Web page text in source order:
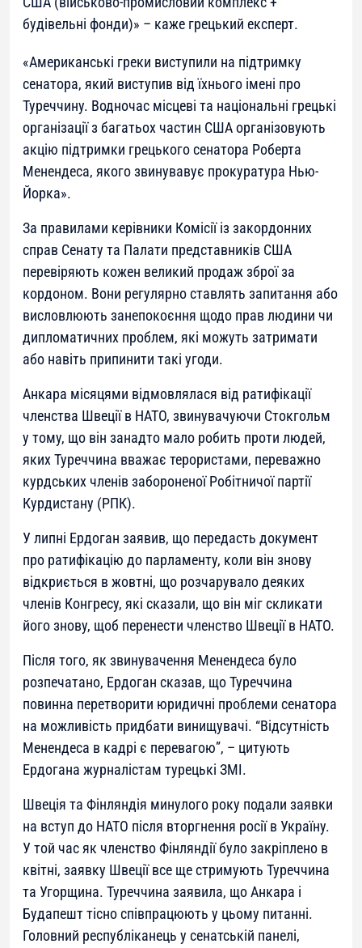
будівельні фонди)» – каже грецький експерт.
«Американські греки виступили на підтримку
сенатора, який виступив від їхнього імені про
Туреччину. Водночас місцеві та національні грецькі
організації з багатьох частин США організовують
акцію підтримки грецького сенатора Роберта
Менендеса, якого звинувавує прокуратура Нью-
Йорка».
За правилами керівники Комісії із закордонних
справ Сенату та Палати представників США
перевіряють кожен великий продаж зброї за
кордоном. Вони регулярно ставлять запитання або
висловлюють занепокоєння щодо прав людини чи
дипломатичних проблем, які можуть затримати
або навіть припинити такі угоди.
Анкара місяцями відмовлялася від ратифікації
членства Швеції в НАТО, звинувачуючи Стокгольм
у тому, що він занадто мало робить проти людей,
яких Туреччина вважає терористами, переважно
курдських членів забороненої Робітничої партії
Курдистану (РПК).
У липні Ердоган заявив, що передасть документ
про ратифікацію до парламенту, коли він знову
відкриється в жовтні, що розчарувало деяких
членів Конгресу, які сказали, що він міг скликати
його знову, щоб перенести членство Швеції в НАТО.
Після того, як звинувачення Менендеса було
розпечатано, Ердоган сказав, що Туреччина
повинна перетворити юридичні проблеми сенатора
на можливість придбати винищувачі. “Відсутність
Менендеса в кадрі є перевагою”, – цитують
Ердогана журналістам турецькі ЗМІ.
Швеція та Фінляндія минулого року подали заявки
на вступ до НАТО після вторгнення росії в Україну.
У той час як членство Фінляндії було закріплено в
квітні, заявку Швеції все ще стримують Туреччина
та Угорщина. Туреччина заявила, що Анкара і
Будапешт тісно співпрацюють у цьому питанні.
Головний республіканець у сенатській панелі,